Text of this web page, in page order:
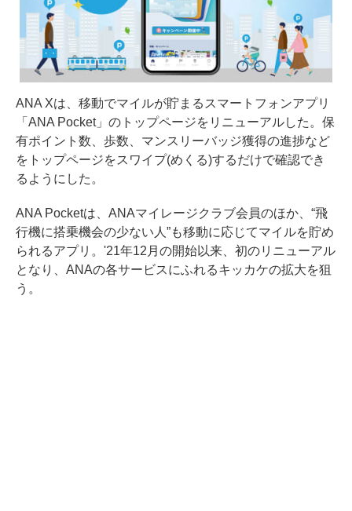
ANA Xは、移動でマイルが貯まるスマートフォンアプリ
「ANA Pocket」のトップページをリニューアルした。保
有ポイント数、歩数、マンスリーバッジ獲得の進捗など
をトップページをスワイプ(めくる)するだけで確認でき
るようにした。
ANA Pocketは、ANAマイレージクラブ会員のほか、“飛
行機に搭乗機会の少ない人”も移動に応じてマイルを貯め
られるアプリ。'21年12月の開始以来、初のリニューアル
となり、ANAの各サービスにふれるキッカケの拡大を狙
う。